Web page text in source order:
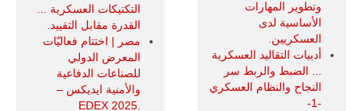
وتطوير المهارات
الأساسية لدى
العسكريين.
أدبيات التقاليد العسكرية
... الضبط والربط سر
النجاح والنظام العسكري
-1-
التكتيكات العسكرية ...
القدرة مقابل التقييد.
مصر | اختتام فعاليّات
المعرض الدولي
للصناعات الدفاعية
والأمنية ايديكس ‒